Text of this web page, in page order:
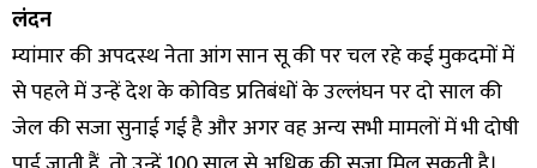
लंदन
म्यांमार की अपदस्थ नेता आंग सान सू की पर चल रहे कई मुकदमों में
से पहले में उन्हें देश के कोविड प्रतिबंधों के उल्लंघन पर दो साल की
जेल की सजा सुनाई गई है और अगर वह अन्य सभी मामलों में भी दोषी